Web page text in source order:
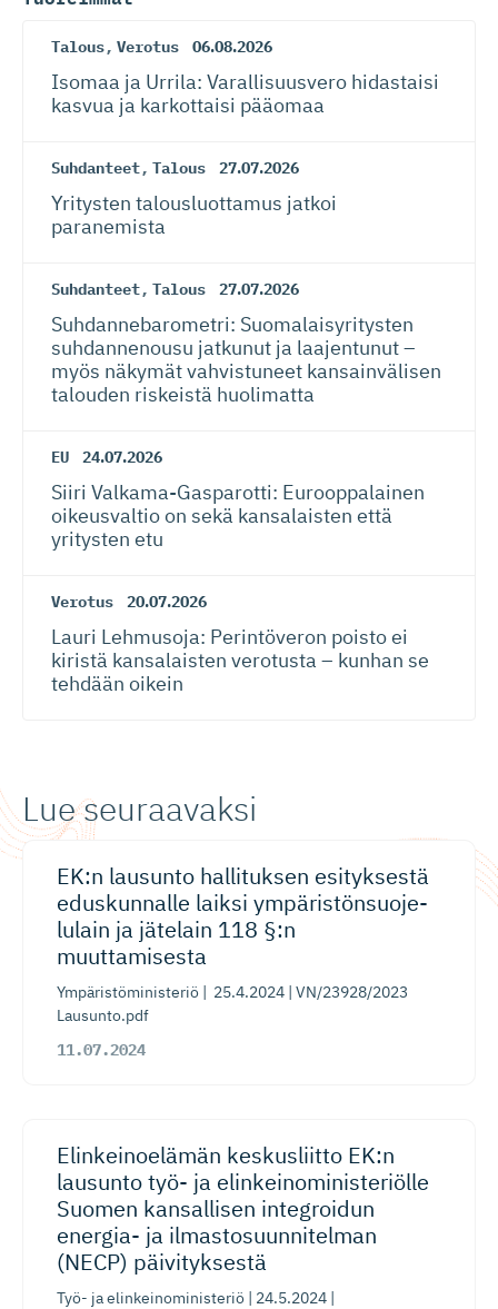
Talous, Verotus 06.08.2026
Isomaa ja Urrila: Varallisuusvero hidastaisi
kasvua ja karkottaisi pääomaa
Suhdanteet, Talous 27.07.2026
Yritysten talousluottamus jatkoi
paranemista
Suhdanteet, Talous 27.07.2026
Suhdanneba­ro­metri: Suomalaisy­ri­tysten
suhdannenousu jatkunut ja laajentunut –
myös näkymät vahvistuneet kansainvälisen
talouden riskeistä huolimatta
EU 24.07.2026
Siiri Valkama-Gas­pa­rotti: Eurooppalainen
oikeusvaltio on sekä kansalaisten että
yritysten etu
Verotus 20.07.2026
Lauri Lehmusoja: Perintöveron poisto ei
kiristä kansalaisten verotusta – kunhan se
tehdään oikein
Lue seuraavaksi
EK:n lausunto hallituksen esityksestä
eduskunnalle laiksi ympäristön­suo­je­
lulain ja jätelain 118 §:n
muuttamisesta
Ympäristöministeriö | 25.4.2024 | VN/23928/2023
Lausunto.pdf
11.07.2024
Elinkeinoelämän keskusliitto EK:n
lausunto työ- ja elinkeino­mi­nis­te­riölle
Suomen kansallisen integroidun
energia- ja ilmastosuun­ni­telman
(NECP) päivityksestä
Työ- ja elinkeinoministeriö | 24.5.2024 |